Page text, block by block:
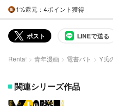
1%還元 ：4ポイント獲得
ポスト LINEで送る
Renta! 青年漫画 電書バト Y氏
関連シリーズ作品